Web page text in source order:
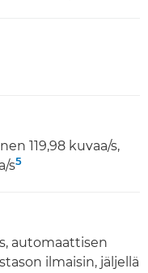
119,98 kuvaa/s,
s5
automaattisen
ilmaisin, jäljellä